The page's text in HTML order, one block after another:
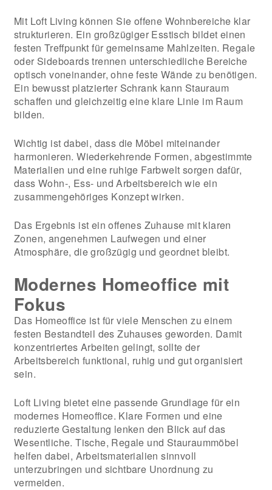
Mit Loft Living können Sie offene Wohnbereiche klar
strukturieren. Ein großzügiger Esstisch bildet einen
festen Treffpunkt für gemeinsame Mahlzeiten. Regale
oder Sideboards trennen unterschiedliche Bereiche
optisch voneinander, ohne feste Wände zu benötigen.
Ein bewusst platzierter Schrank kann Stauraum
schaffen und gleichzeitig eine klare Linie im Raum
bilden.
Wichtig ist dabei, dass die Möbel miteinander
harmonieren. Wiederkehrende Formen, abgestimmte
Materialien und eine ruhige Farbwelt sorgen dafür,
dass Wohn-, Ess- und Arbeitsbereich wie ein
zusammengehöriges Konzept wirken.
Das Ergebnis ist ein offenes Zuhause mit klaren
Zonen, angenehmen Laufwegen und einer
Atmosphäre, die großzügig und geordnet bleibt.
Modernes Homeoffice mit
Fokus
Das Homeoffice ist für viele Menschen zu einem
festen Bestandteil des Zuhauses geworden. Damit
konzentriertes Arbeiten gelingt, sollte der
Arbeitsbereich funktional, ruhig und gut organisiert
sein.
Loft Living bietet eine passende Grundlage für ein
modernes Homeoffice. Klare Formen und eine
reduzierte Gestaltung lenken den Blick auf das
Wesentliche. Tische, Regale und Stauraummöbel
helfen dabei, Arbeitsmaterialien sinnvoll
unterzubringen und sichtbare Unordnung zu
vermeiden.